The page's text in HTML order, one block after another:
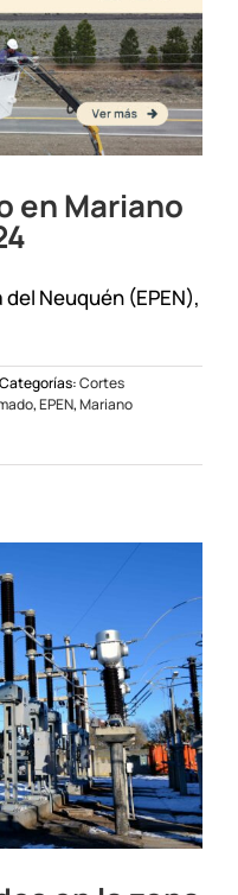
en Mariano
Neuquén (EPEN),
Categorías:Cortes
,EPEN,Mariano
24